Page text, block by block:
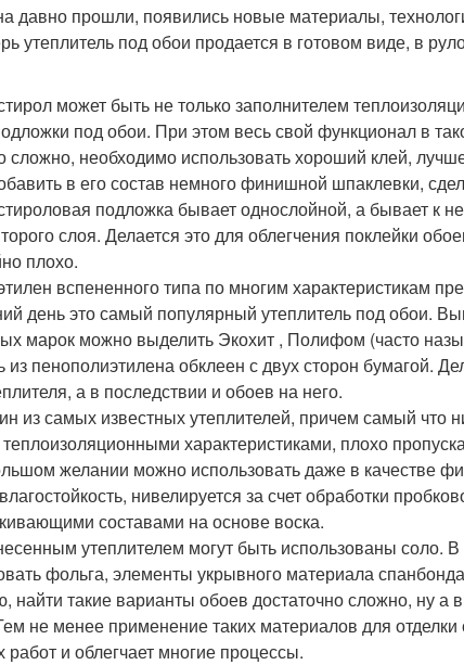
давно прошли, появились новые материалы,
утеплитель под обои продается в готовом виде, в
может быть не только заполнителем
под обои. При этом весь свой функционал в
сложно, необходимо использовать хороший клей,
в его состав немного финишной шпаклевки,
подложка бывает однослойной, а бывает к
слоя. Делается это для облегчения поклейки
плохо.
вспененного типа по многим характеристикам
день это самый популярный утеплитель под обои.
марок можно выделить Экохит , Полифом (часто
из пенополиэтилена обклеен с двух сторон бумагой.
а в последствии и обоев на него.
из самых известных утеплителей, причем самый что
характеристиками, плохо
желании можно использовать даже в качестве
нивелируется за счет обработки
составами на основе воска.
утеплителем могут быть использованы соло. В
фольга, элементы укрывного материала
найти такие варианты обоев достаточно сложно, ну
не менее применение таких материалов для
и облегчает многие процессы.